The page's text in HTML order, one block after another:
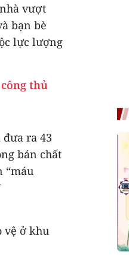
vượt
bạn bè
lực lượng
thủ
ra 43
bán chất
“máu
vệ ở khu